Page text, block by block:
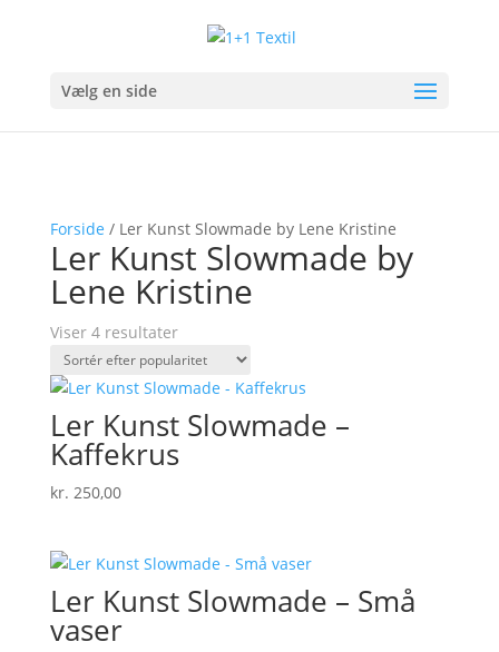
Vælg en side
Forside / Ler Kunst Slowmade by Lene Kristine
Ler Kunst Slowmade by
Lene Kristine
Viser 4 resultaterSorteret
efter
popularitet
Ler Kunst Slowmade –
Kaffekrus
kr. 250,00
Ler Kunst Slowmade – Små
vaser